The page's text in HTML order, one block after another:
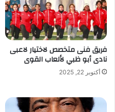
فريق فنى متخصص لاختيار لاعبى
نادى أبو ظبي لألعاب القوى
أكتوبر 22, 2025